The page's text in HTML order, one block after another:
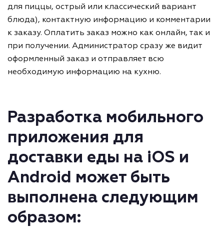
для пиццы, острый или классический вариант
блюда), контактную информацию и комментарии
к заказу. Оплатить заказ можно как онлайн, так и
при получении. Администратор сразу же видит
оформленный заказ и отправляет всю
необходимую информацию на кухню.
Разработка мобильного
приложения для
доставки еды на iOS и
Android может быть
выполнена следующим
образом: